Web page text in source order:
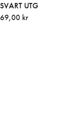
SVART UTG
69,00 kr